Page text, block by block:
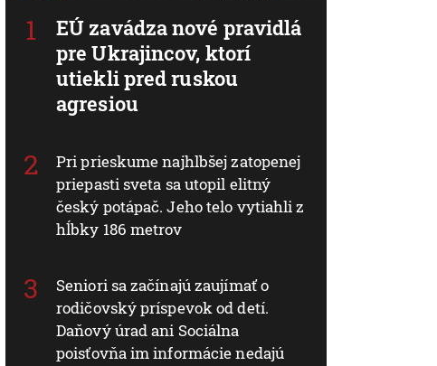
EÚ zavádza nové pravidlá
pre Ukrajincov, ktorí
utiekli pred ruskou
agresiou
Pri prieskume najhlbšej zatopenej
priepasti sveta sa utopil elitný
český potápač. Jeho telo vytiahli z
hĺbky 186 metrov
Seniori sa začínajú zaujímať o
rodičovský príspevok od detí.
Daňový úrad ani Sociálna
poisťovňa im informácie nedajú